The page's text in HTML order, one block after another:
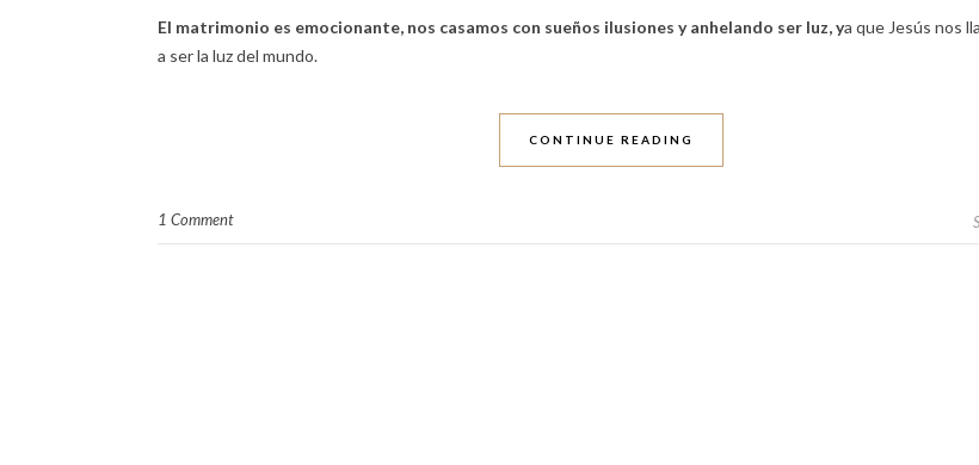
El matrimonio es emocionante, nos casamos con sueños ilusiones y anhelando ser luz, ya que Jesús nos
a ser la luz del mundo.
CONTINUE READING
1 Comment